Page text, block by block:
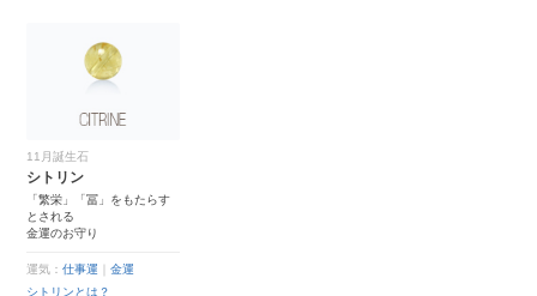
11月誕生石
シトリン
「繁栄」「冨」をもたらす
とされる
金運のお守り
運気：仕事運 ｜金運
シトリンとは？